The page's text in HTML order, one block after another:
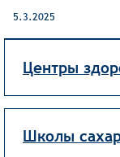
5.3.2025
Центры
Школы